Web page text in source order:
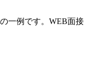
一例です。WEB面接